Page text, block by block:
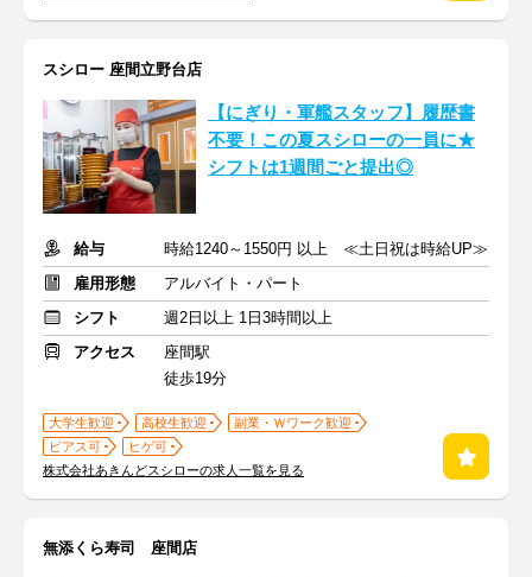
スシロー 座間立野台店
【にぎり・軍艦スタッフ】履歴書
不要！この夏スシローの一員に★
シフトは1週間ごと提出◎
給与
時給1240～1550円 以上 ≪土日祝は時給UP≫
雇用形態
アルバイト・パート
シフト
週2日以上 1日3時間以上
アクセス
座間駅
徒歩19分
大学生歓迎 高校生歓迎
副業・Ｗワーク歓迎
ピアス可
ヒゲ可
株式会社あきんどスシローの求人一覧を見る
無添くら寿司 座間店